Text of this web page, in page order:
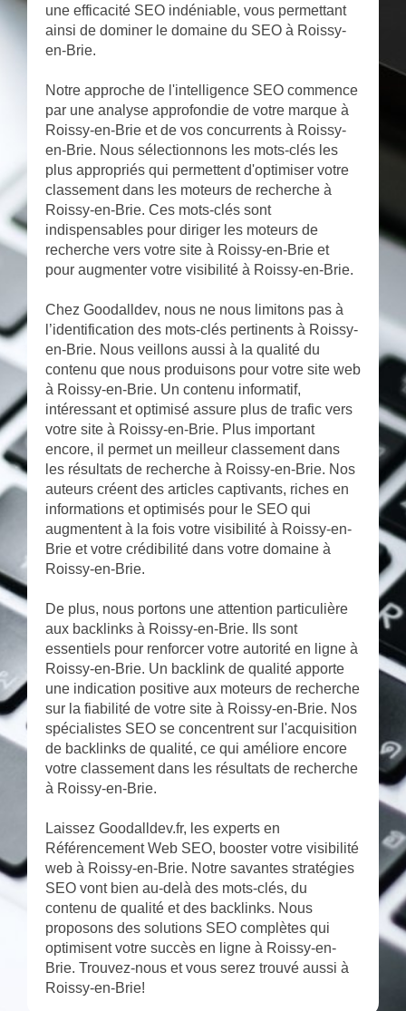
une efficacité SEO indéniable, vous permettant
ainsi de dominer le domaine du SEO à Roissy-
en-Brie.
Notre approche de l'intelligence SEO commence
par une analyse approfondie de votre marque à
Roissy-en-Brie et de vos concurrents à Roissy-
en-Brie. Nous sélectionnons les mots-clés les
plus appropriés qui permettent d'optimiser votre
classement dans les moteurs de recherche à
Roissy-en-Brie. Ces mots-clés sont
indispensables pour diriger les moteurs de
recherche vers votre site à Roissy-en-Brie et
pour augmenter votre visibilité à Roissy-en-Brie.
Chez Goodalldev, nous ne nous limitons pas à
l’identification des mots-clés pertinents à Roissy-
en-Brie. Nous veillons aussi à la qualité du
contenu que nous produisons pour votre site web
à Roissy-en-Brie. Un contenu informatif,
intéressant et optimisé assure plus de trafic vers
votre site à Roissy-en-Brie. Plus important
encore, il permet un meilleur classement dans
les résultats de recherche à Roissy-en-Brie. Nos
auteurs créent des articles captivants, riches en
informations et optimisés pour le SEO qui
augmentent à la fois votre visibilité à Roissy-en-
Brie et votre crédibilité dans votre domaine à
Roissy-en-Brie.
De plus, nous portons une attention particulière
aux backlinks à Roissy-en-Brie. Ils sont
essentiels pour renforcer votre autorité en ligne à
Roissy-en-Brie. Un backlink de qualité apporte
une indication positive aux moteurs de recherche
sur la fiabilité de votre site à Roissy-en-Brie. Nos
spécialistes SEO se concentrent sur l'acquisition
de backlinks de qualité, ce qui améliore encore
votre classement dans les résultats de recherche
à Roissy-en-Brie.
Laissez Goodalldev.fr, les experts en
Référencement Web SEO, booster votre visibilité
web à Roissy-en-Brie. Notre savantes stratégies
SEO vont bien au-delà des mots-clés, du
contenu de qualité et des backlinks. Nous
proposons des solutions SEO complètes qui
optimisent votre succès en ligne à Roissy-en-
Brie. Trouvez-nous et vous serez trouvé aussi à
Roissy-en-Brie!